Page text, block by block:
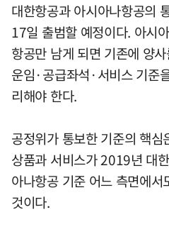
대한항공과 아시아나항공의
17일 출범할 예정이다. 아시
항공만 남게 되면 기존에 양
운임·공급좌석·서비스 기준
리해야 한다.
공정위가 통보한 기준의 핵
상품과 서비스가 2019년 대
아나항공 기준 어느 측면에
것이다.